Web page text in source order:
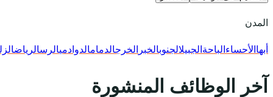
المدن
أبها الأحساء الباحة الجبيلالجنوبالخبر الخرجالدمامالدوادميالرسالرياض
آخر الوظائف المنشورة